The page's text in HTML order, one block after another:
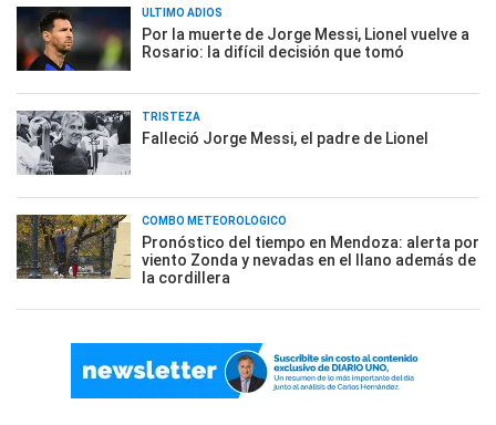
ÚLTIMO ADIÓS
Por la muerte de Jorge Messi, Lionel vuelve a
Rosario: la difícil decisión que tomó
TRISTEZA
Falleció Jorge Messi, el padre de Lionel
COMBO METEOROLÓGICO
Pronóstico del tiempo en Mendoza: alerta por
viento Zonda y nevadas en el llano además de
la cordillera